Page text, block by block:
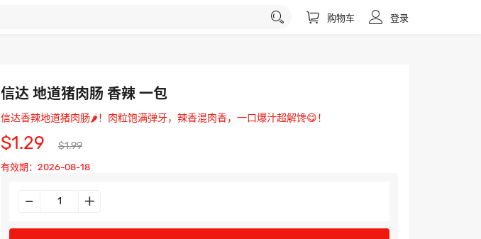
购物车 登录
信达 地道猪肉肠 香辣 一包
信达香辣地道猪肉肠🌶️！肉粒饱满弹牙，辣香混肉香，一口爆汁超解馋😋！
$1.29 $1.99
有效期：2026-08-18